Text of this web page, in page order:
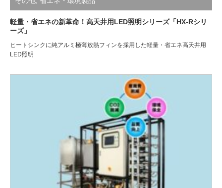
軽量・省エネの新革命！高天井用LED照明シリーズ「HX-Rシリ
ーズ」
ヒートシンクに純アルミ極薄放熱フィンを採用した軽量・省エネ高天井用
LED照明